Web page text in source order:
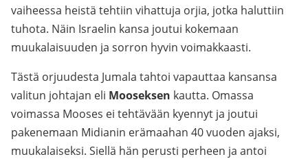
vaiheessa heistä tehtiin vihattuja orjia, jotka haluttiin
tuhota. Näin Israelin kansa joutui kokemaan
muukalaisuuden ja sorron hyvin voimakkaasti.
Tästä orjuudesta Jumala tahtoi vapauttaa kansansa
valitun johtajan eli Mooseksen kautta. Omassa
voimassa Mooses ei tehtävään kyennyt ja joutui
pakenemaan Midianin erämaahan 40 vuoden ajaksi,
muukalaiseksi. Siellä hän perusti perheen ja antoi